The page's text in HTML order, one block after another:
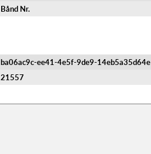
Bånd Nr.
ba06ac9c-ee41-4e5f-9de9-14eb5a35d64e
21557